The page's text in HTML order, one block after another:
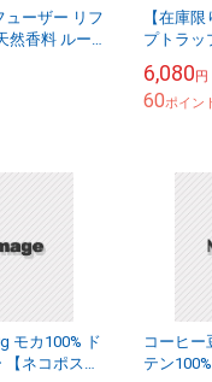
ューザー リフ
然香料 ルー
[スティック
【在庫
プトラッ
ちゃん 子
ズチェア
6,080円
60ポイン
モカ100% ド
ネコポス送
コーヒー
テン